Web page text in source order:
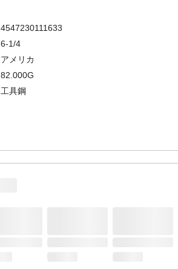
4547230111633
6-1/4
アメリカ
82.000G
工具鋼